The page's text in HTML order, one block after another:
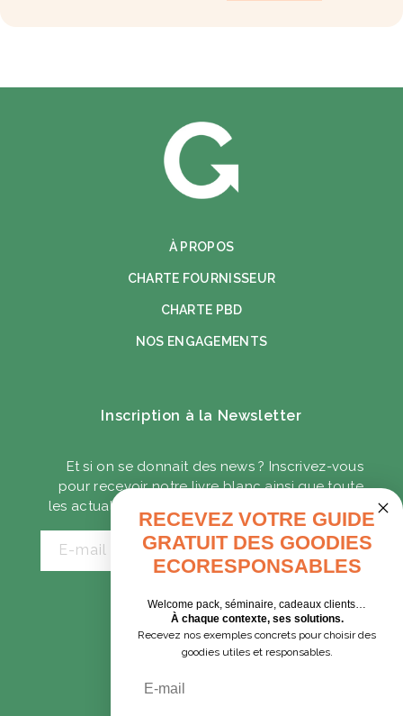
À PROPOS
CHARTE FOURNISSEUR
CHARTE PBD
NOS ENGAGEMENTS
Inscription à la Newsletter
Et si on se donnait des news ? Inscrivez-vous
pour recevoir notre livre blanc ainsi que toute
les actualités sur les goodies écoresponsables.
E-mail
CADEAUX D'AFFAIRES
GOODIES EXPRESS
RECEVEZ VOTRE GUIDE
GRATUIT DES GOODIES
ECORESPONSABLES
Welcome pack, séminaire, cadeaux clients…
À chaque contexte, ses solutions.
Recevez nos exemples concrets pour choisir des
goodies utiles et responsables.